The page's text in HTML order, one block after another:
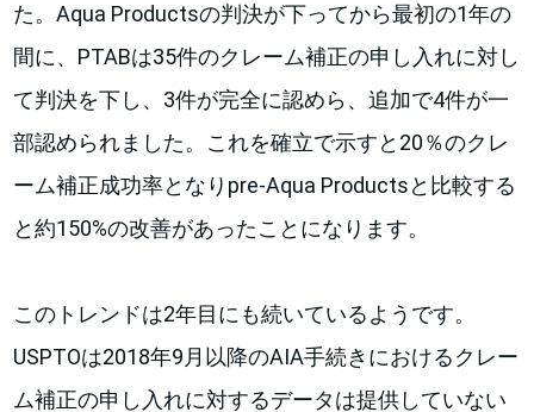
た。Aqua Productsの判決が下ってから最初の1年の
間に、PTABは35件のクレーム補正の申し入れに対し
て判決を下し、3件が完全に認めら、追加で4件が一
部認められました。これを確立で示すと20％のクレ
ーム補正成功率となりpre-Aqua Productsと比較する
と約150%の改善があったことになります。
このトレンドは2年目にも続いているようです。
USPTOは2018年9月以降のAIA手続きにおけるクレー
ム補正の申し入れに対するデータは提供していない